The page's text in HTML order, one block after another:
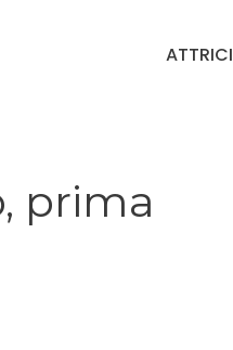
ATTRICI
prima